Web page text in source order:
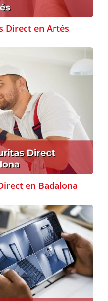
Direct en Artés
en Badalona